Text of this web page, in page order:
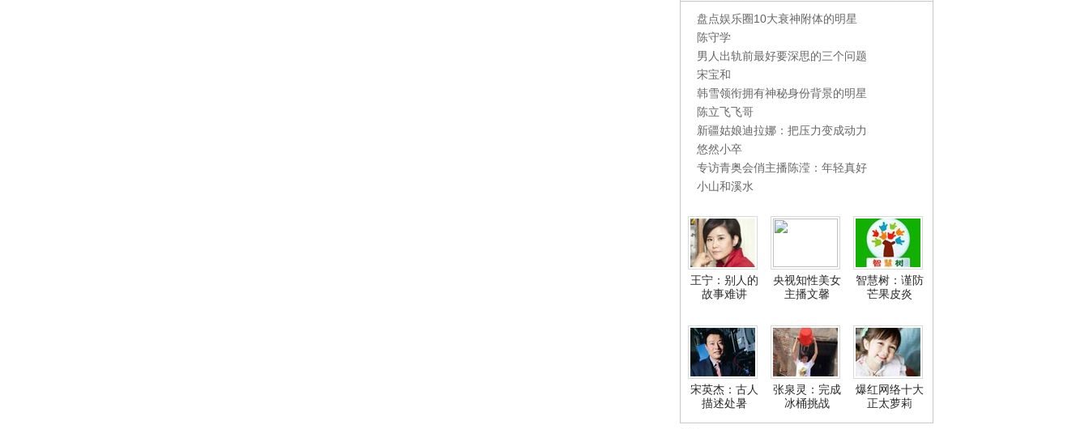
盘点娱乐圈10大衰神附体的明星
陈守学
男人出轨前最好要深思的三个问题
宋宝和
韩雪领衔拥有神秘身份背景的明星
陈立飞飞哥
新疆姑娘迪拉娜：把压力变成动力
悠然小卒
专访青奥会俏主播陈滢：年轻真好
小山和溪水
王宁：别人的
故事难讲
央视知性美女
主播文馨
智慧树：谨防
芒果皮炎
宋英杰：古人
描述处暑
张泉灵：完成
冰桶挑战
爆红网络十大
正太萝莉